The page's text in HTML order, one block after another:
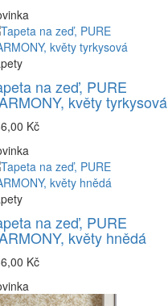
na zeď, PURE
květy tyrkysová
Kč
na zeď, PURE
květy hnědá
Kč